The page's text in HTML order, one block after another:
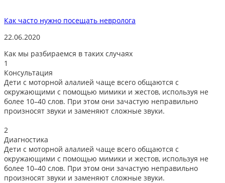
Как часто нужно посещать невролога
22.06.2020
Как мы разбираемся в таких случаях
1
Консультация
Дети с моторной алалией чаще всего общаются с
окружающими с помощью мимики и жестов, используя не
более 10–40 слов. При этом они зачастую неправильно
произносят звуки и заменяют сложные звуки.
2
Диагностика
Дети с моторной алалией чаще всего общаются с
окружающими с помощью мимики и жестов, используя не
более 10–40 слов. При этом они зачастую неправильно
произносят звуки и заменяют сложные звуки.